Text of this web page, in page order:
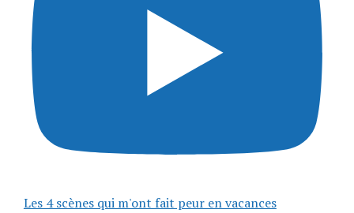
Les 4 scènes qui m'ont fait peur en vacances